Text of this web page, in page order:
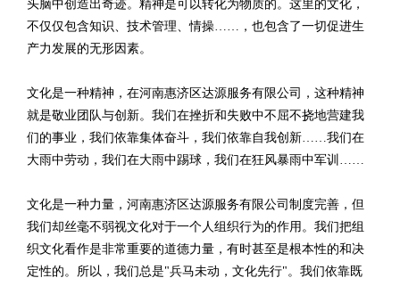
头脑中创造出奇迹。精神是可以转化为物质的。这里的文化，
不仅仅包含知识、技术管理、情操……，也包含了一切促进生
产力发展的无形因素。
文化是一种精神，在河南惠济区达源服务有限公司，这种精神
就是敬业团队与创新。我们在挫折和失败中不屈不挠地营建我
们的事业，我们依靠集体奋斗，我们依靠自我创新……我们在
大雨中劳动，我们在大雨中踢球，我们在狂风暴雨中军训……
文化是一种力量，河南惠济区达源服务有限公司制度完善，但
我们却丝毫不弱视文化对于一个人组织行为的作用。我们把组
织文化看作是非常重要的道德力量，有时甚至是根本性的和决
定性的。所以，我们总是"兵马未动，文化先行"。我们依靠既